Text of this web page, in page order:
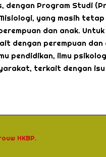
dengan Program Studi
yang masih
dan anak.
dengan perempuan
pendidikan, ilmu
terkait dengan
HKBP.